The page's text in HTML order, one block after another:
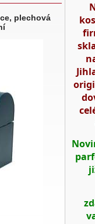
plechová